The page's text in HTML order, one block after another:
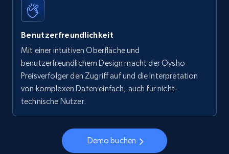
Benutzerfreundlichkeit
Mit einer intuitiven Oberfläche und
benutzerfreundlichem Design macht der Oysho
Preisverfolger den Zugriff auf und die Interpretation
von komplexen Daten einfach, auch für nicht-
technische Nutzer.
Demo buchen